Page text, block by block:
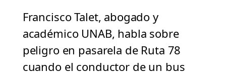
Francisco Talet, abogado y
académico UNAB, habla sobre
peligro en pasarela de Ruta 78
cuando el conductor de un bus